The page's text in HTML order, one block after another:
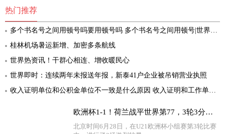
热门推荐
多个书名号之间用顿号吗要用顿号吗 多个书名号之间用顿号|世界速递
桂林机场暑运新增、加密多条航线
世界热资讯！干群心相连、增收暖民心
世界即时：连续两年未报送年报，新泰41户企业被吊销营业执照
收入证明单位和公积金单位不一致是什么原因 收入证明和工作单位不一致怎么办
欧洲杯1-1！荷兰战平世界第77，3轮3分小组出局，葡萄牙绝杀出线
北京时间6月28日，在U21欧洲杯小组赛第3轮比赛